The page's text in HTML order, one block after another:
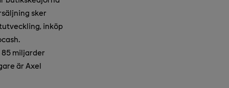
sker
inköp
miljarder
är Axel